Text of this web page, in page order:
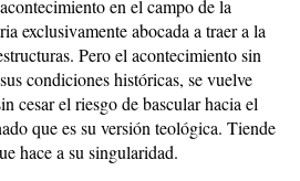
en el campo de la
exclusivamente abocada a traer a la
Pero el acontecimiento sin
condiciones históricas, se vuelve
cesar el riesgo de bascular hacia el
que es su versión teológica. Tiende
hace a su singularidad.